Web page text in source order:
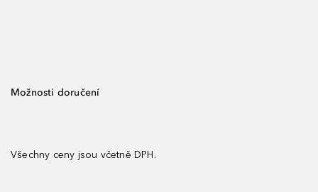
Možnosti doručení
Všechny ceny jsou včetně DPH.